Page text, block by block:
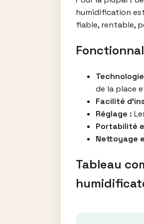
humidification
fiable, rentable,
de la place
Facilité
Réglage :
Portabilité
Nettoyage
Tableau